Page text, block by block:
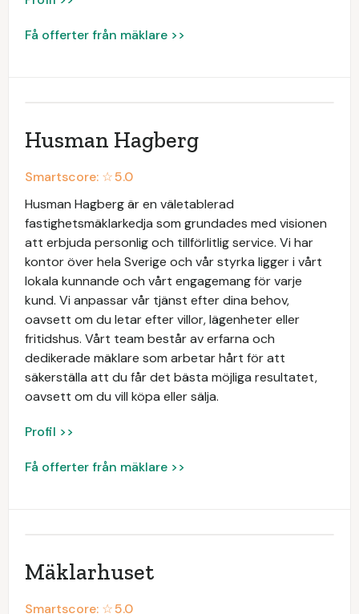
Få offerter från mäklare >>
Husman Hagberg
Smartscore: ☆5.0
Husman Hagberg är en väletablerad
fastighetsmäklarkedja som grundades med visionen
att erbjuda personlig och tillförlitlig service. Vi har
kontor över hela Sverige och vår styrka ligger i vårt
lokala kunnande och vårt engagemang för varje
kund. Vi anpassar vår tjänst efter dina behov,
oavsett om du letar efter villor, lägenheter eller
fritidshus. Vårt team består av erfarna och
dedikerade mäklare som arbetar hårt för att
säkerställa att du får det bästa möjliga resultatet,
oavsett om du vill köpa eller sälja.
Profil >>
Få offerter från mäklare >>
Mäklarhuset
Smartscore: ☆5.0